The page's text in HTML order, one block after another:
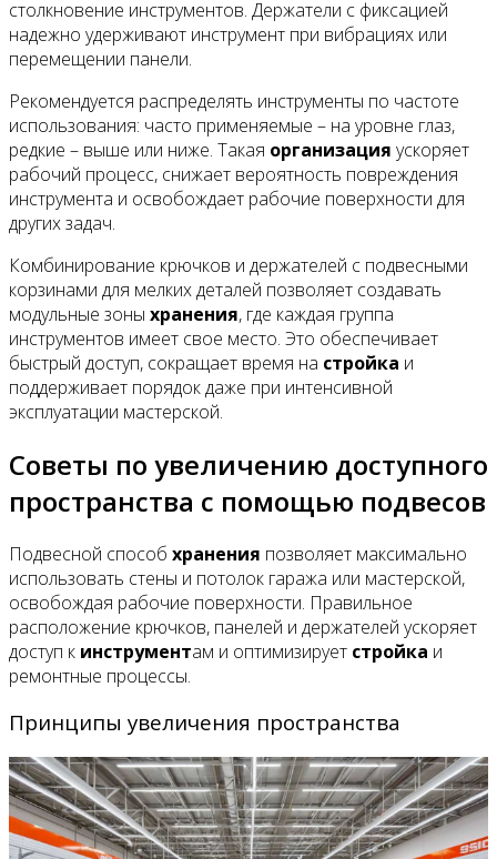
столкновение инструментов. Держатели с фиксацией
надежно удерживают инструмент при вибрациях или
перемещении панели.
Рекомендуется распределять инструменты по частоте
использования: часто применяемые – на уровне глаз,
редкие – выше или ниже. Такая организация ускоряет
рабочий процесс, снижает вероятность повреждения
инструмента и освобождает рабочие поверхности для
других задач.
Комбинирование крючков и держателей с подвесными
корзинами для мелких деталей позволяет создавать
модульные зоны хранения, где каждая группа
инструментов имеет свое место. Это обеспечивает
быстрый доступ, сокращает время на стройка и
поддерживает порядок даже при интенсивной
эксплуатации мастерской.
Советы по увеличению доступного
пространства с помощью подвесов
Подвесной способ хранения позволяет максимально
использовать стены и потолок гаража или мастерской,
освобождая рабочие поверхности. Правильное
расположение крючков, панелей и держателей ускоряет
доступ к инструментам и оптимизирует стройка и
ремонтные процессы.
Принципы увеличения пространства